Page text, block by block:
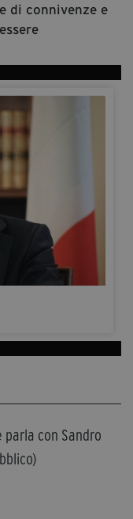
di connivenze e
parla con Sandro